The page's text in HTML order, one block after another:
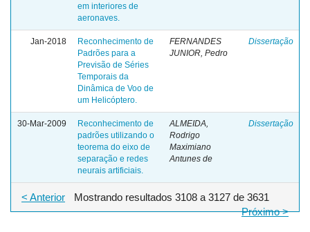
em interiores de
aeronaves.
Jan-2018
Reconhecimento de
Padrões para a
Previsão de Séries
Temporais da
Dinâmica de Voo de
um Helicóptero.
FERNANDES
JUNIOR, Pedro
Dissertação
30-Mar-2009
Reconhecimento de
padrões utilizando o
teorema do eixo de
separação e redes
neurais artificiais.
ALMEIDA,
Rodrigo
Maximiano
Antunes de
Dissertação
Mostrando resultados 3108 a 3127 de 3631
< Anterior
Próximo >